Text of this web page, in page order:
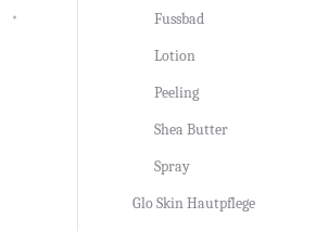
Fussbad
Lotion
Peeling
Shea Butter
Spray
Glo Skin Hautpflege